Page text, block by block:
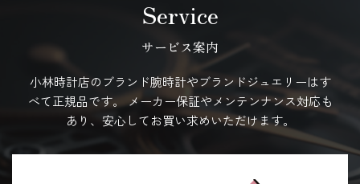
Service
サービス案内
小林時計店のブランド腕時計やブランドジュエリーはす
べて正規品です。
メーカー保証やメンテンナンス対応も
あり、安心してお買い求めいただけます。